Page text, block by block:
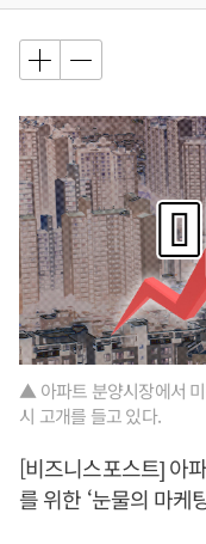
▲ 아파트 분양시장에서 미
시 고개를 들고 있다.
[비즈니스포스트] 아
를 위한 ‘눈물의 마케